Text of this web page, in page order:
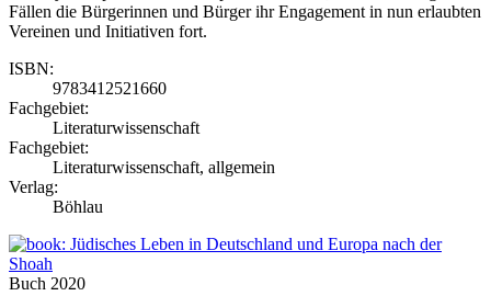
Fällen die Bürgerinnen und Bürger ihr Engagement in nun erlaubten
Vereinen und Initiativen fort.
ISBN:
9783412521660
Fachgebiet:
Literaturwissenschaft
Fachgebiet:
Literaturwissenschaft, allgemein
Verlag:
Böhlau
Buch 2020